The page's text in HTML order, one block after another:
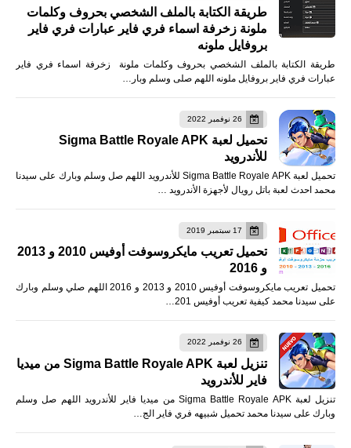
طريقة الكتابة بالملف الشخصي بحروف وكلمات
ملونة زخرفة اسماء فري فاير عبارات فري فاير
بروفايل ملونه
طريقة الكتابة بالملف الشخصي بحروف وكلمات ملونة زخرفة اسماء فري فاير
عبارات فري فاير بروفايل ملونه اللهم صلى وسلم وبار…
26 نوفمبر 2022
تحميل لعبة Sigma Battle Royale APK
للأندرويد
تحميل لعبة Sigma Battle Royale APK للأندرويد اللهم صل وسلم وبارك على سيدنا
محمد احدث لعبة باتل رويال لأجهزة الأندرويد …
17 سبتمبر 2019
تحميل تعريب مايكروسوفت أوفيس 2010 و 2013
و 2016
تحميل تعريب مايكروسوفت أوفيس 2010 و 2013 و 2016 اللهم صلي وسلم وبارك
على سيدنا محمد كيفية تعريب أوفيس 201…
26 نوفمبر 2022
تنزيل لعبة Sigma Battle Royale APK من ميديا
فاير للأندرويد
تنزيل لعبة Sigma Battle Royale APK من ميديا فاير للأندرويد اللهم صل وسلم
وبارك على سيدنا محمد تحميل شبيهه فري فاير الج…